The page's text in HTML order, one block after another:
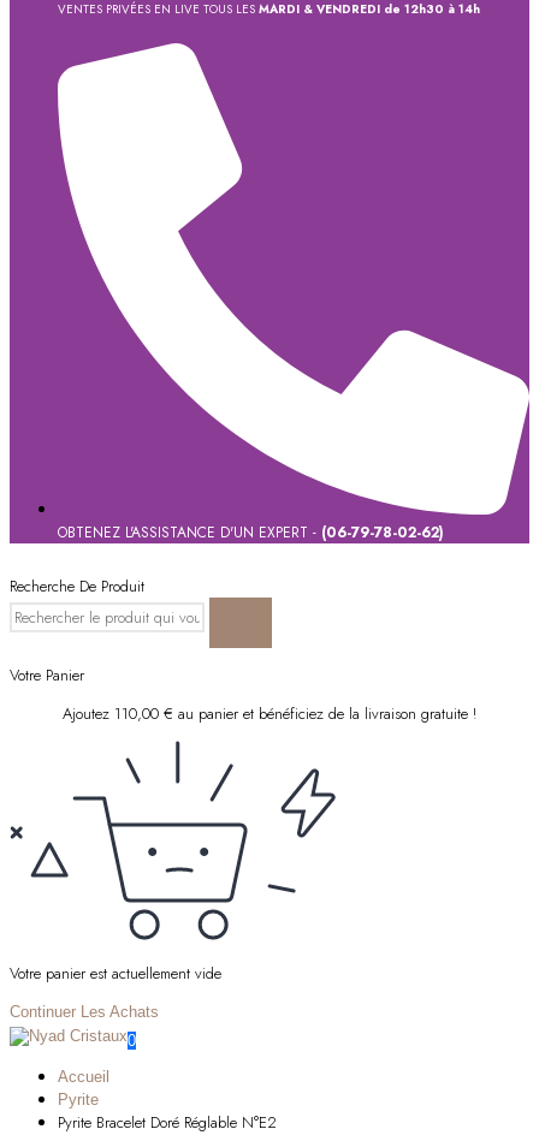
VENTES PRIVÉES EN LIVE TOUS LES MARDI & VENDREDI de 12h30 à 14h
OBTENEZ L'ASSISTANCE D'UN EXPERT - (06-79-78-02-62)
Recherche De Produit
Votre Panier
Ajoutez 110,00 € au panier et bénéficiez de la livraison gratuite !
Votre panier est actuellement vide
Continuer Les Achats
0
Accueil
Pyrite
Pyrite Bracelet Doré Réglable N°E2